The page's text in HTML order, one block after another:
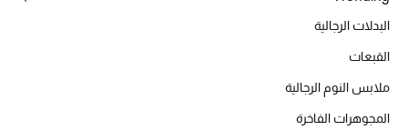
أبرز المصممين
البدلات الرجالية
القبعات
ملابس النوم الرجالية
المجوهرات الفاخرة